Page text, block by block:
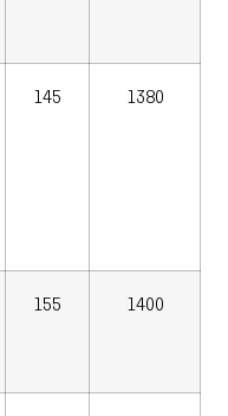
145 1380
155 1400